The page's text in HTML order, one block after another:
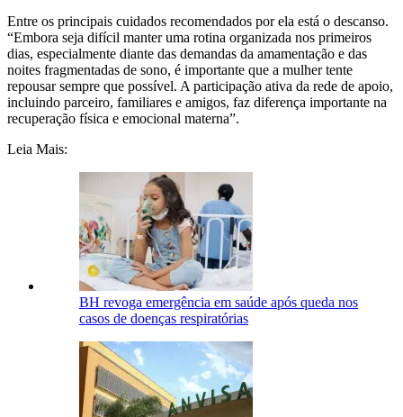
Entre os principais cuidados recomendados por ela está o descanso.
“Embora seja difícil manter uma rotina organizada nos primeiros
dias, especialmente diante das demandas da amamentação e das
noites fragmentadas de sono, é importante que a mulher tente
repousar sempre que possível. A participação ativa da rede de apoio,
incluindo parceiro, familiares e amigos, faz diferença importante na
recuperação física e emocional materna”.
Leia Mais:
BH revoga emergência em saúde após queda nos
casos de doenças respiratórias